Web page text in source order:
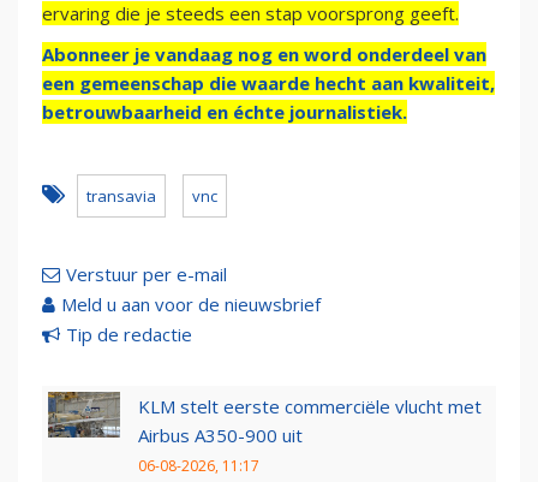
ervaring die je steeds een stap voorsprong geeft.
Abonneer je vandaag nog en word onderdeel van
een gemeenschap die waarde hecht aan kwaliteit,
betrouwbaarheid en échte journalistiek.
transavia vnc
Verstuur per e-mail
Meld u aan voor de nieuwsbrief
Tip de redactie
KLM stelt eerste commerciële vlucht met
Airbus A350-900 uit
06-08-2026, 11:17